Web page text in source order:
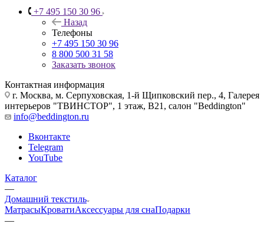
+7 495 150 30 96
Назад
Телефоны
+7 495 150 30 96
8 800 500 31 58
Заказать звонок
Контактная информация
г. Москва, м. Серпуховская, 1-й Щипковский пер., 4, Галерея
интерьеров "ТВИНСТОР", 1 этаж, B21, салон "Beddington"
info@beddington.ru
Вконтакте
Telegram
YouTube
Каталог
—
Домашний текстиль
МатрасыКроватиАксессуары для снаПодарки
—